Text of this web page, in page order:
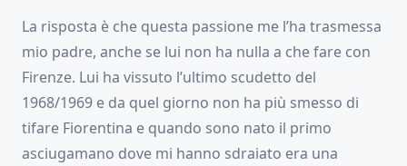
La risposta è che questa passione me l’ha trasmessa
mio padre, anche se lui non ha nulla a che fare con
Firenze. Lui ha vissuto l’ultimo scudetto del
1968/1969 e da quel giorno non ha più smesso di
tifare Fiorentina e quando sono nato il primo
asciugamano dove mi hanno sdraiato era una